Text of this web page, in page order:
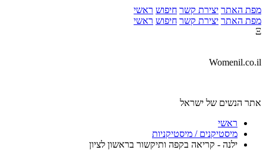
מפת האתר יצירת קשר חיפוש ראשי
מפת האתר יצירת קשר חיפוש ראשי
Ξ
Womenil.co.il
אתר הנשים של ישראל
ראשי
מיסטיקנים / מיסטיקניות
ילנה - קריאה בקפה ותיקשור בראשון לציון